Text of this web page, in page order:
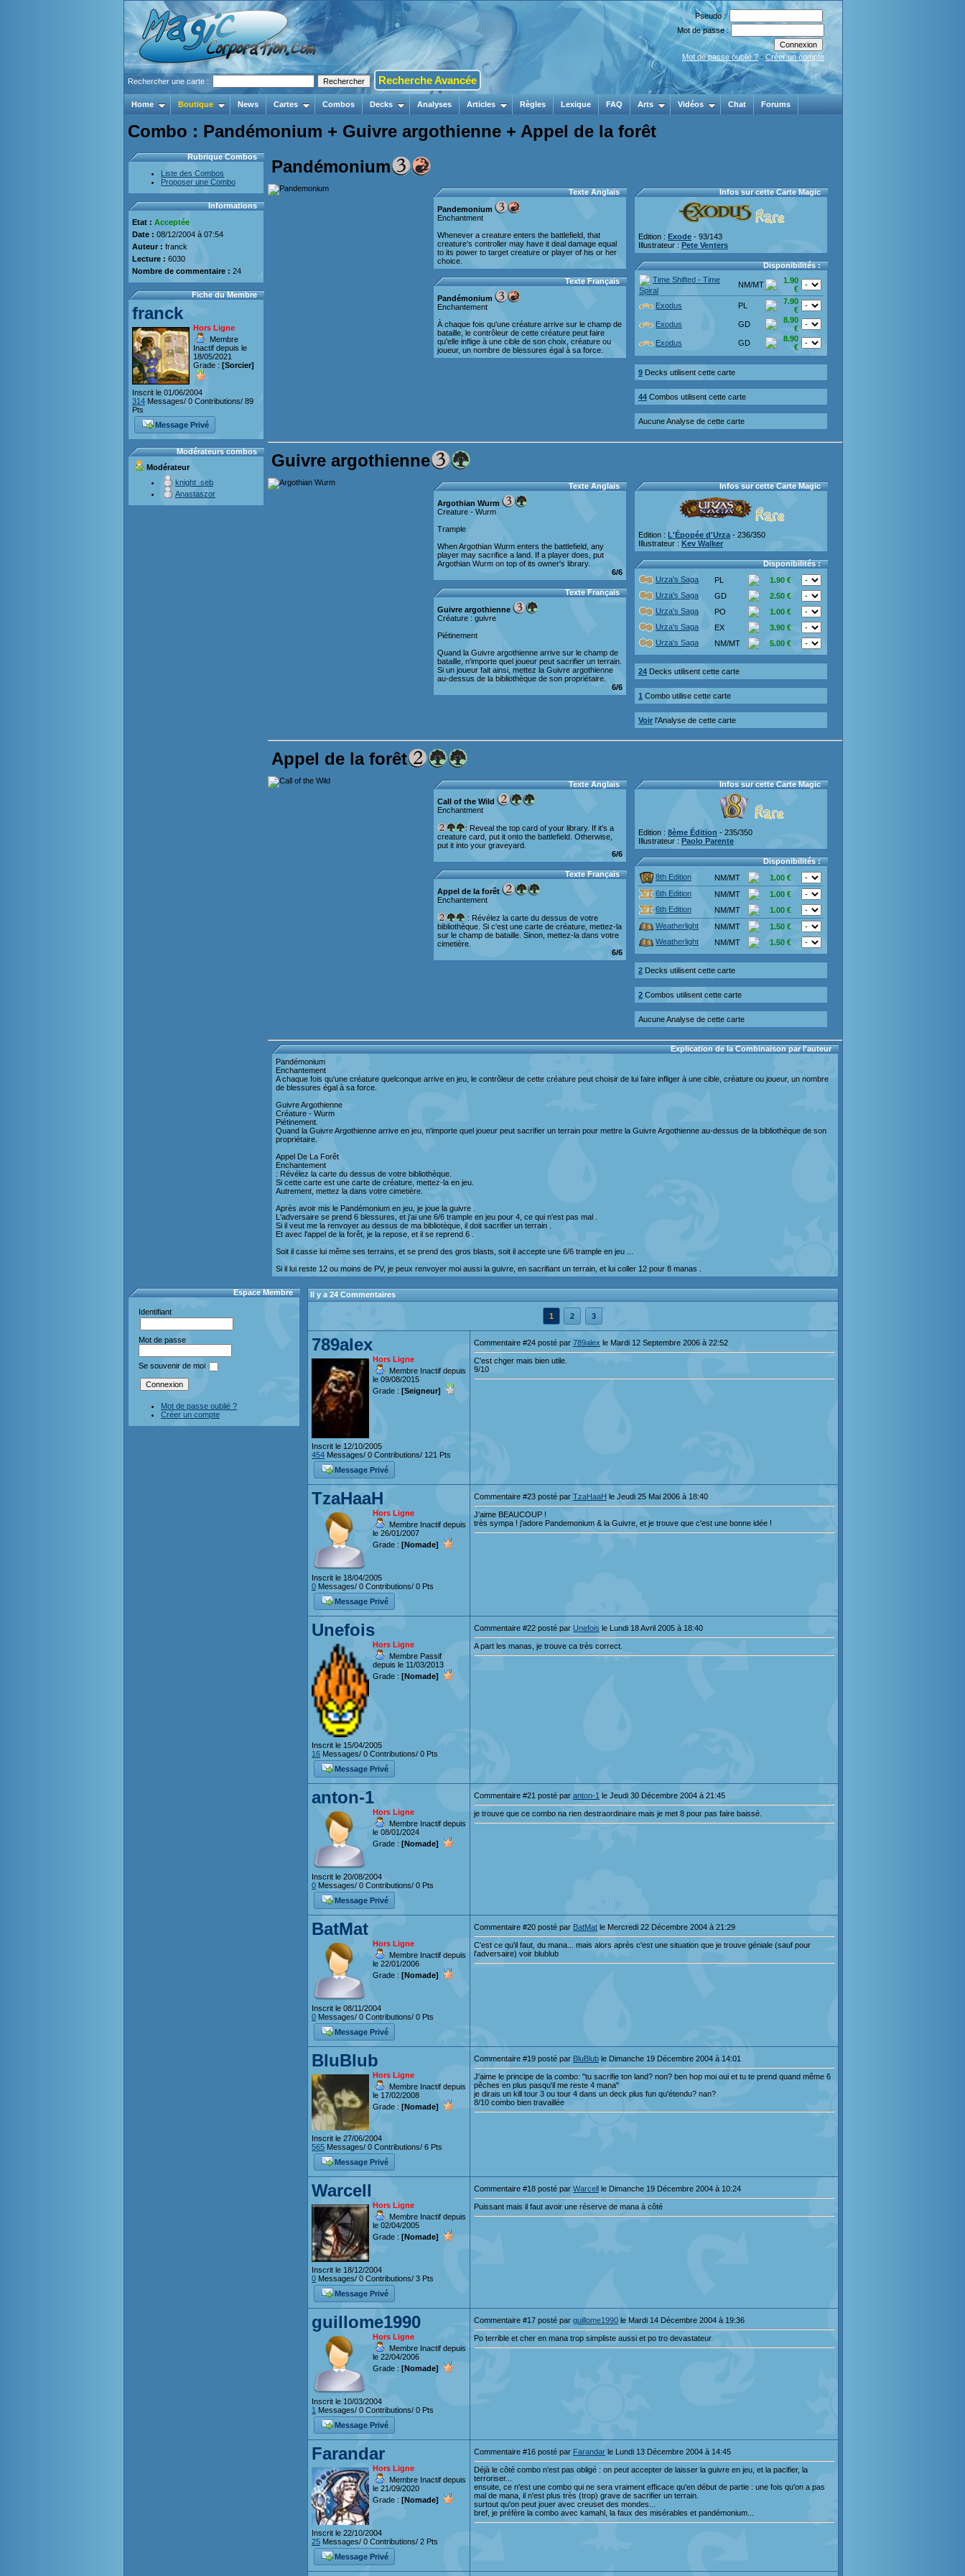
Pseudo :
Mot de passe :
Mot de passe oublié ? - Créer un compte
Rechercher une carte : Recherche Avancée
Home Boutique News Cartes Combos Decks Analyses Articles Règles Lexique FAQ Arts Vidéos Chat Forums
Combo : Pandémonium + Guivre argothienne + Appel de la forêt
Rubrique Combos
Liste des Combos
Proposer une Combo
Informations
Etat : Acceptée
Date : 08/12/2004 à 07:54
Auteur : franck
Lecture : 6030
Nombre de commentaire : 24
Fiche du Membre
franck
Hors Ligne
Membre
Inactif depuis le
18/05/2021
Grade : [Sorcier]
Inscrit le 01/06/2004
314 Messages/ 0 Contributions/ 89
Pts
Message Privé
Modérateurs combos
Modérateur
knight_seb
Anastaszor
Pandémonium
Texte Anglais
Pandemonium
Enchantment
Whenever a creature enters the battlefield, that
creature's controller may have it deal damage equal
to its power to target creature or player of his or her
choice.
Texte Français
Pandémonium
Enchantement
À chaque fois qu'une créature arrive sur le champ de
bataille, le contrôleur de cette créature peut faire
qu'elle inflige à une cible de son choix, créature ou
joueur, un nombre de blessures égal à sa force.
Infos sur cette Carte Magic
Edition : Exode - 93/143
Illustrateur : Pete Venters
Disponibilités :
Time Shifted - Time
Spiral
NM/MT
1.90
€
Exodus
PL
7.90
€
Exodus
GD
8.90
€
Exodus
GD
8.90
€
9 Decks utilisent cette carte
44 Combos utilisent cette carte
Aucune Analyse de cette carte
Guivre argothienne
Texte Anglais
Argothian Wurm
Creature - Wurm
Trample
When Argothian Wurm enters the battlefield, any
player may sacrifice a land. If a player does, put
Argothian Wurm on top of its owner's library.
6/6
Texte Français
Guivre argothienne
Créature : guivre
Piétinement
Quand la Guivre argothienne arrive sur le champ de
bataille, n'importe quel joueur peut sacrifier un terrain.
Si un joueur fait ainsi, mettez la Guivre argothienne
au-dessus de la bibliothèque de son propriétaire.
6/6
Infos sur cette Carte Magic
Edition : L'Épopée d'Urza - 236/350
Illustrateur : Kev Walker
Disponibilités :
Urza's Saga
PL
1.90 €
Urza's Saga
GD
2.50 €
Urza's Saga
PO
1.00 €
Urza's Saga
EX
3.90 €
Urza's Saga
NM/MT 5.00 €
24 Decks utilisent cette carte
1 Combo utilise cette carte
Voir l'Analyse de cette carte
Appel de la forêt
Texte Anglais
Call of the Wild
Enchantment
: Reveal the top card of your library. If it's a
creature card, put it onto the battlefield. Otherwise,
put it into your graveyard.
6/6
Texte Français
Appel de la forêt
Enchantement
: Révélez la carte du dessus de votre
bibliothèque. Si c'est une carte de créature, mettez-la
sur le champ de bataille. Sinon, mettez-la dans votre
cimetière.
6/6
Infos sur cette Carte Magic
Edition : 8ème Édition - 235/350
Illustrateur : Paolo Parente
Disponibilités :
8th Edition
NM/MT
1.00 €
6th Edition
NM/MT
1.00 €
6th Edition
NM/MT
1.00 €
Weatherlight
NM/MT
1.50 €
Weatherlight
NM/MT 1.50 €
2 Decks utilisent cette carte
2 Combos utilisent cette carte
Aucune Analyse de cette carte
Explication de la Combinaison par l'auteur
Pandémonium
Enchantement
A chaque fois qu'une créature quelconque arrive en jeu, le contrôleur de cette créature peut choisir de lui faire infliger à une cible, créature ou joueur, un nombre
de blessures égal à sa force.
Guivre Argothienne
Créature - Wurm
Piétinement.
Quand la Guivre Argothienne arrive en jeu, n'importe quel joueur peut sacrifier un terrain pour mettre la Guivre Argothienne au-dessus de la bibliothèque de son
propriétaire.
Appel De La Forêt
Enchantement
: Révélez la carte du dessus de votre bibliothèque.
Si cette carte est une carte de créature, mettez-la en jeu.
Autrement, mettez la dans votre cimetière.
Après avoir mis le Pandémonium en jeu, je joue la guivre .
L'adversaire se prend 6 blessures, et j'ai une 6/6 trample en jeu pour 4, ce qui n'est pas mal .
Si il veut me la renvoyer au dessus de ma bibliotèque, il doit sacrifier un terrain .
Et avec l'appel de la forêt, je la repose, et il se reprend 6 .
Soit il casse lui même ses terrains, et se prend des gros blasts, soit il accepte une 6/6 trample en jeu ...
Si il lui reste 12 ou moins de PV, je peux renvoyer moi aussi la guivre, en sacrifiant un terrain, et lui coller 12 pour 8 manas .
Espace Membre
Identifiant
Mot de passe
Se souvenir de moi
Mot de passe oublié ?
Créer un compte
Il y a 24 Commentaires
1 2 3
789alex
Hors Ligne
Membre Inactif depuis
le 09/08/2015
Grade : [Seigneur]
Inscrit le 12/10/2005
454 Messages/ 0 Contributions/ 121 Pts
Message Privé
Commentaire #24 posté par 789alex le Mardi 12 Septembre 2006 à 22:52
C'est chger mais bien utile.
9/10
TzaHaaH
Hors Ligne
Membre Inactif depuis
le 26/01/2007
Grade : [Nomade]
Inscrit le 18/04/2005
0 Messages/ 0 Contributions/ 0 Pts
Message Privé
Commentaire #23 posté par TzaHaaH le Jeudi 25 Mai 2006 à 18:40
J'aime BEAUCOUP !
très sympa ! j'adore Pandemonium & la Guivre, et je trouve que c'est une bonne idée !
Unefois
Hors Ligne
Membre Passif
depuis le 11/03/2013
Grade : [Nomade]
Inscrit le 15/04/2005
16 Messages/ 0 Contributions/ 0 Pts
Message Privé
Commentaire #22 posté par Unefois le Lundi 18 Avril 2005 à 18:40
A part les manas, je trouve ca très correct.
anton-1
Hors Ligne
Membre Inactif depuis
le 08/01/2024
Grade : [Nomade]
Inscrit le 20/08/2004
0 Messages/ 0 Contributions/ 0 Pts
Message Privé
Commentaire #21 posté par anton-1 le Jeudi 30 Décembre 2004 à 21:45
je trouve que ce combo na rien destraordinaire mais je met 8 pour pas faire baissé.
BatMat
Hors Ligne
Membre Inactif depuis
le 22/01/2006
Grade : [Nomade]
Inscrit le 08/11/2004
0 Messages/ 0 Contributions/ 0 Pts
Message Privé
Commentaire #20 posté par BatMat le Mercredi 22 Décembre 2004 à 21:29
C'est ce qu'il faut, du mana... mais alors après c'est une situation que je trouve géniale (sauf pour
l'adversaire) voir blublub
BluBlub
Hors Ligne
Membre Inactif depuis
le 17/02/2008
Grade : [Nomade]
Inscrit le 27/06/2004
565 Messages/ 0 Contributions/ 6 Pts
Message Privé
Commentaire #19 posté par BluBlub le Dimanche 19 Décembre 2004 à 14:01
J'aime le principe de la combo: "tu sacrifie ton land? non? ben hop moi oui et tu te prend quand même 6
pêches en plus pasqu'il me reste 4 mana"
je dirais un kill tour 3 ou tour 4 dans un deck plus fun qu'étendu? nan?
8/10 combo bien travaillée
Warcell
Hors Ligne
Membre Inactif depuis
le 02/04/2005
Grade : [Nomade]
Inscrit le 18/12/2004
0 Messages/ 0 Contributions/ 3 Pts
Message Privé
Commentaire #18 posté par Warcell le Dimanche 19 Décembre 2004 à 10:24
Puissant mais il faut avoir une réserve de mana à côté
guillome1990
Hors Ligne
Membre Inactif depuis
le 22/04/2006
Grade : [Nomade]
Inscrit le 10/03/2004
1 Messages/ 0 Contributions/ 0 Pts
Message Privé
Commentaire #17 posté par guillome1990 le Mardi 14 Décembre 2004 à 19:36
Po terrible et cher en mana trop simpliste aussi et po tro devastateur
Farandar
Hors Ligne
Membre Inactif depuis
le 21/09/2020
Grade : [Nomade]
Inscrit le 22/10/2004
25 Messages/ 0 Contributions/ 2 Pts
Message Privé
Commentaire #16 posté par Farandar le Lundi 13 Décembre 2004 à 14:45
Déjà le côté combo n'est pas obligé : on peut accepter de laisser la guivre en jeu, et la pacifier, la
terroriser...
ensuite, ce n'est une combo qui ne sera vraiment efficace qu'en début de partie : une fois qu'on a pas
mal de mana, il n'est plus très (trop) grave de sacrifier un terrain.
surtout qu'on peut jouer avec creuset des mondes...
bref, je préfère la combo avec kamahl, la faux des misérables et pandémonium...